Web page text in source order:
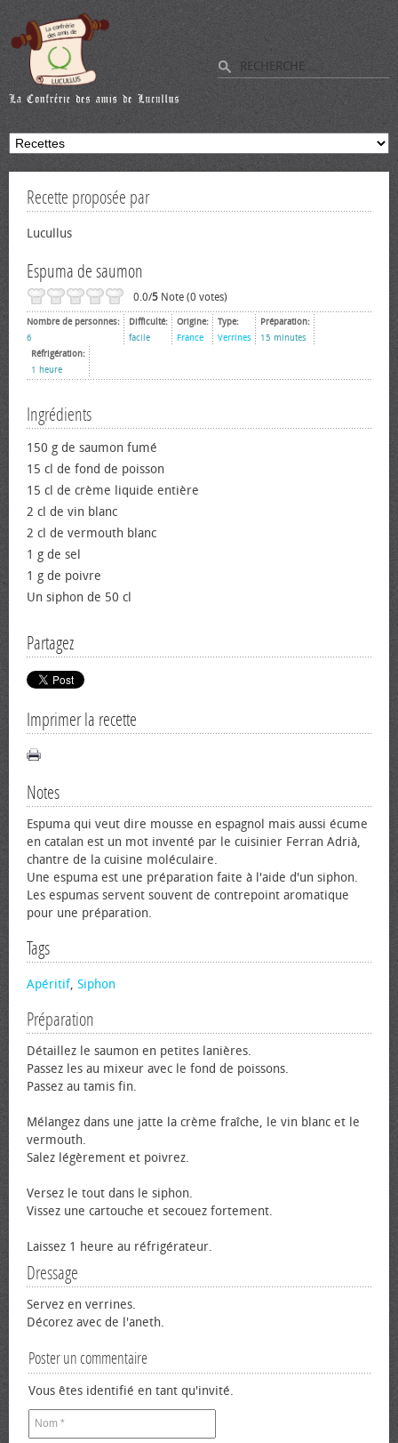
Recette proposée par
Lucullus
Espuma de saumon
0.0/5 Note (0 votes)
Nombre de personnes:
6
Difficulté:
facile
Origine:
France
Type:
Verrines
Préparation:
15 minutes
Réfrigération:
1 heure
Ingrédients
150 g de saumon fumé
15 cl de fond de poisson
15 cl de crème liquide entière
2 cl de vin blanc
2 cl de vermouth blanc
1 g de sel
1 g de poivre
Un siphon de 50 cl
Partagez
Imprimer la recette
Notes
Espuma qui veut dire mousse en espagnol mais aussi écume
en catalan est un mot inventé par le cuisinier Ferran Adrià,
chantre de la cuisine moléculaire.
Une espuma est une préparation faite à l'aide d'un siphon.
Les espumas servent souvent de contrepoint aromatique
pour une préparation.
Tags
Apéritif, Siphon
Préparation
Détaillez le saumon en petites lanières.
Passez les au mixeur avec le fond de poissons.
Passez au tamis fin.
Mélangez dans une jatte la crème fraîche, le vin blanc et le
vermouth.
Salez légèrement et poivrez.
Versez le tout dans le siphon.
Vissez une cartouche et secouez fortement.
Laissez 1 heure au réfrigérateur.
Dressage
Servez en verrines.
Décorez avec de l'aneth.
Poster un commentaire
Vous êtes identifié en tant qu'invité.